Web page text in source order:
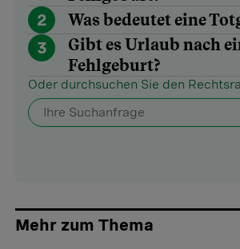
2
Was bedeutet eine
3
Gibt es Urlaub nach
Fehlgeburt?
Oder durchsuchen Sie den
Mehr zum Thema